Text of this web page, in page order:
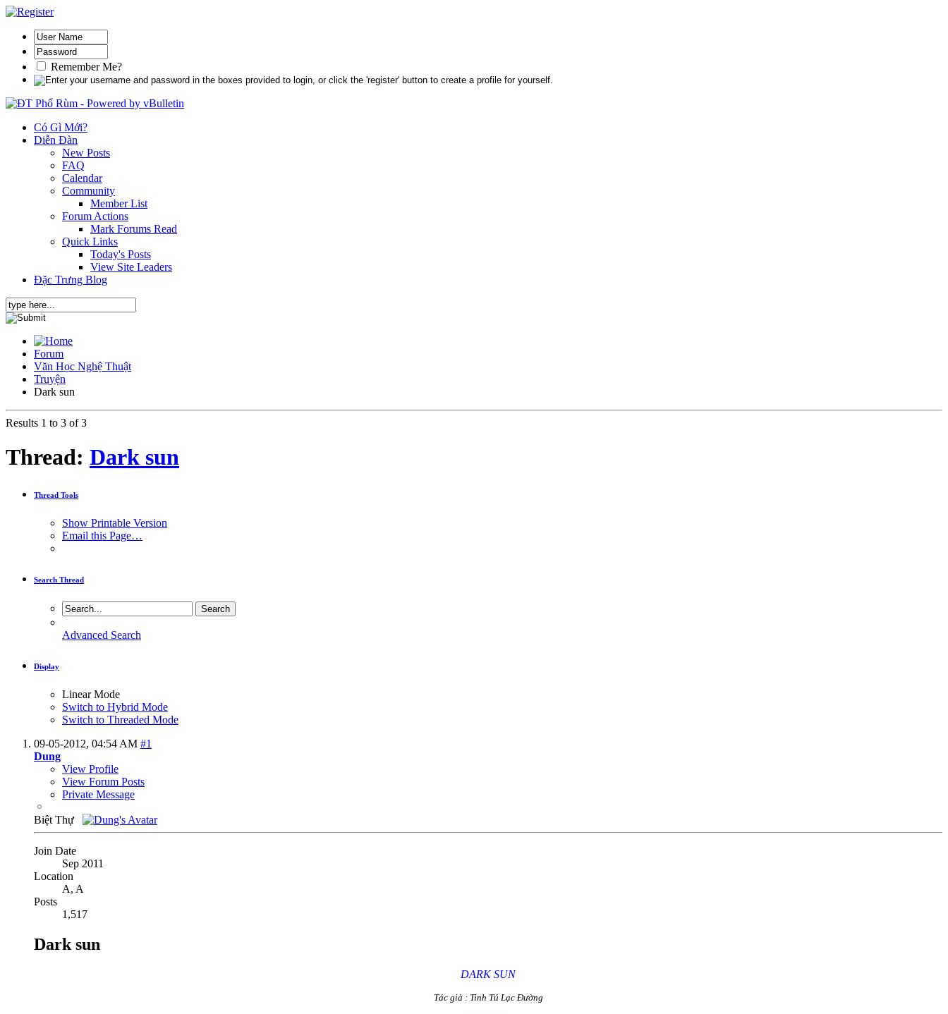
Remember Me?
Có Gì Mới?
Diễn Đàn
New Posts
FAQ
Calendar
Community
Member List
Forum Actions
Mark Forums Read
Quick Links
Today's Posts
View Site Leaders
Đặc Trưng Blog
Forum
Văn Học Nghệ Thuật
Truyện
Dark sun
Results 1 to 3 of 3
Thread: Dark sun
Thread Tools
Show Printable Version
Email this Page…
Search Thread
Advanced Search
Display
Linear Mode
Switch to Hybrid Mode
Switch to Threaded Mode
09-05-2012, 04:54 AM #1
Dung
View Profile
View Forum Posts
Private Message
Biệt Thự
Join Date
Sep 2011
Location
A, A
Posts
1,517
Dark sun
DARK SUN
Tác giả : Tinh Tú Lạc Đường